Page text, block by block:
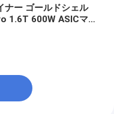
ナー ゴールドシェル
1.6T 600W ASICマイ